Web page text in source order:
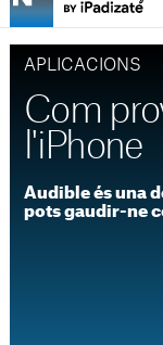
APLICACIONS
Com
l'iPhone
Audible és una
pots gaudir-ne